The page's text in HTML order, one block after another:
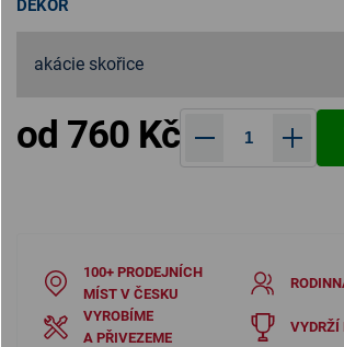
DEKOR
od 760 Kč
100+ PRODEJNÍCH
MÍST V ČESKU
VYROBÍME
A PŘIVEZEME
VYDRŽÍ